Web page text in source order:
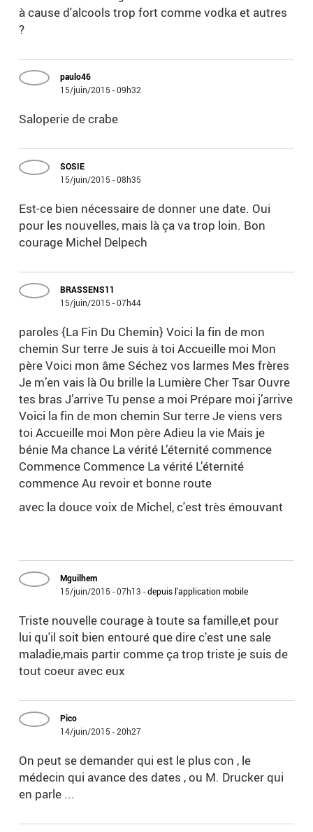
à cause d'alcools trop fort comme vodka et autres
?
paulo46
15/juin/2015 - 09h32
Saloperie de crabe
SOSIE
15/juin/2015 - 08h35
Est-ce bien nécessaire de donner une date. Oui
pour les nouvelles, mais là ça va trop loin. Bon
courage Michel Delpech
BRASSENS11
15/juin/2015 - 07h44
paroles {La Fin Du Chemin} Voici la fin de mon
chemin Sur terre Je suis à toi Accueille moi Mon
père Voici mon âme Séchez vos larmes Mes frères
Je m’en vais là Ou brille la Lumière Cher Tsar Ouvre
tes bras J’arrive Tu pense a moi Prépare moi j’arrive
Voici la fin de mon chemin Sur terre Je viens vers
toi Accueille moi Mon père Adieu la vie Mais je
bénie Ma chance La vérité L’éternité commence
Commence Commence La vérité L’éternité
commence Au revoir et bonne route
avec la douce voix de Michel, c'est très émouvant
Mguilhem
15/juin/2015 - 07h13 -depuis l'application mobile
Triste nouvelle courage à toute sa famille,et pour
lui qu'il soit bien entouré que dire c'est une sale
maladie,mais partir comme ça trop triste je suis de
tout coeur avec eux
Pico
14/juin/2015 - 20h27
On peut se demander qui est le plus con , le
médecin qui avance des dates , ou M. Drucker qui
en parle ...